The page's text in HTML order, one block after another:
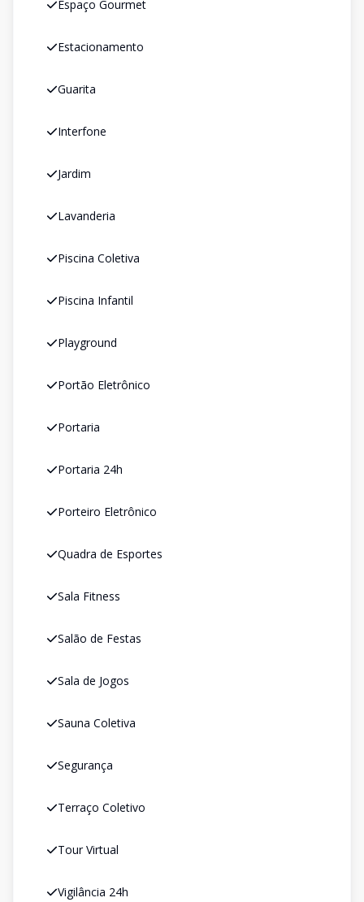
Espaço Gourmet
Estacionamento
Guarita
Interfone
Jardim
Lavanderia
Piscina Coletiva
Piscina Infantil
Playground
Portão Eletrônico
Portaria
Portaria 24h
Porteiro Eletrônico
Quadra de Esportes
Sala Fitness
Salão de Festas
Sala de Jogos
Sauna Coletiva
Segurança
Terraço Coletivo
Tour Virtual
Vigilância 24h